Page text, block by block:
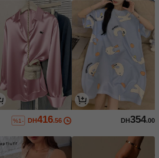
DH354.00
DH416.56
%1-